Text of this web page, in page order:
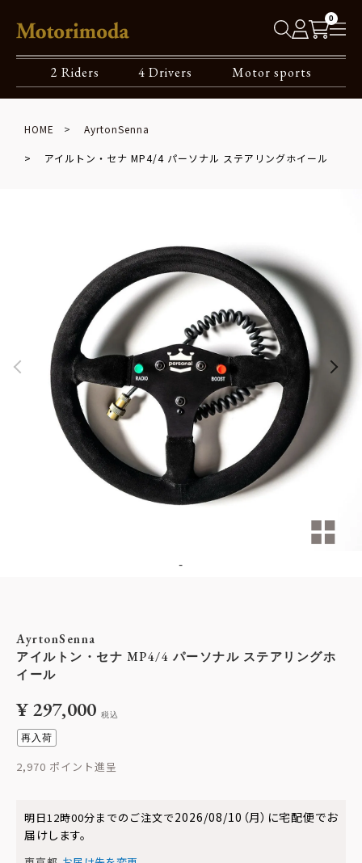
0
2 Riders 4 Drivers Motor sports
HOME AyrtonSenna
アイルトン・セナ MP4/4 パーソナル ステアリングホイール
-
AyrtonSenna
アイルトン・セナ MP4/4 パーソナル ステアリングホ
イール
¥297,000 税込
再入荷
2,970
明日12時00分までのご注文で2026/08/10（月） に宅配便でお
届けします。